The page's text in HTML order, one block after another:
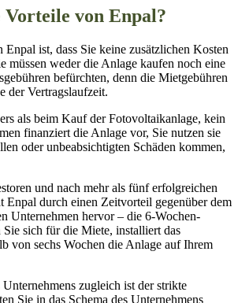
Vorteile von Enpal?
ist, dass Sie keine zusätzlichen Kosten
müssen weder die Anlage kaufen noch eine
befürchten, denn die Mietgebühren
der Vertragslaufzeit.
als beim Kauf der Fotovoltaikanlage, kein
finanziert die Anlage vor, Sie nutzen sie
oder unbeabsichtigten Schäden kommen,
und nach mehr als fünf erfolgreichen
Enpal durch einen Zeitvorteil gegenüber dem
Unternehmen hervor – die 6-Wochen-
Sie sich für die Miete, installiert das
von sechs Wochen die Anlage auf Ihrem
zugleich ist der strikte
Sie in das Schema des Unternehmens